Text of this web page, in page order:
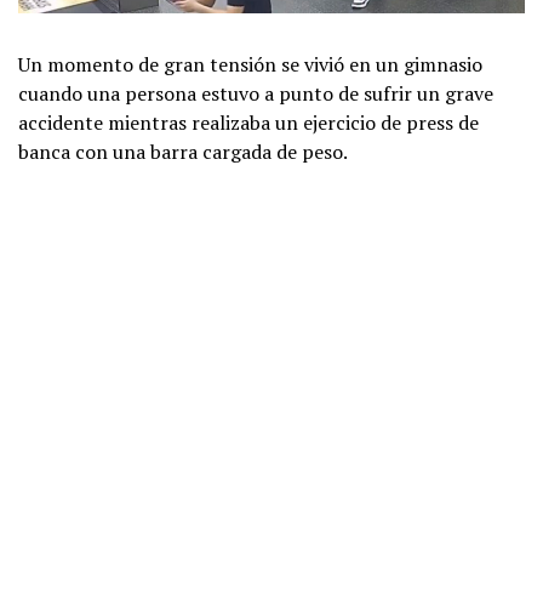
Un momento de gran tensión se vivió en un gimnasio
cuando una persona estuvo a punto de sufrir un grave
accidente mientras realizaba un ejercicio de press de
banca con una barra cargada de peso.